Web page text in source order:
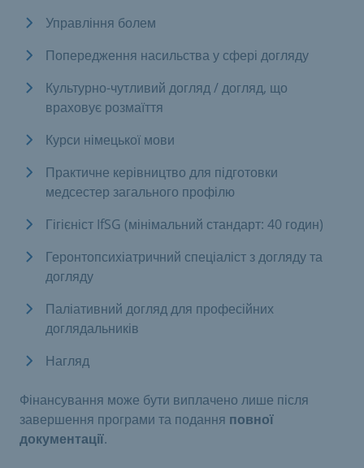
Управління болем
Попередження насильства у сфері догляду
Культурно-чутливий догляд / догляд, що
враховує розмаїття
Курси німецької мови
Практичне керівництво для підготовки
медсестер загального профілю
Гігієніст IfSG (мінімальний стандарт: 40 годин)
Геронтопсихіатричний спеціаліст з догляду та
догляду
Паліативний догляд для професійних
доглядальників
Нагляд
Фінансування може бути виплачено лише після
завершення програми та подання повної
документації.